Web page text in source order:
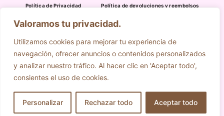
Valoramos tu privacidad.
Utilizamos cookies para mejorar tu experiencia de
navegación, ofrecer anuncios o contenidos personalizados
y analizar nuestro tráfico. Al hacer clic en 'Aceptar todo',
consientes el uso de cookies.
Personalizar Rechazar todo Aceptar todo
Política de Privacidad Política de devoluciones y reembolsos
954 391 316
695 636 349
eljardindecamas@gmail.com
C/ Santa María de Gracia, 22 41.900 CAMAS (Sevilla)
Diseño Realizado por RK Informatika.